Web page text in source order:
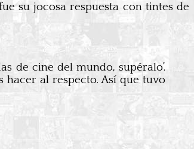
su jocosa respuesta con tintes de
de cine del mundo, supéralo’.
hacer al respecto. Así que tuvo